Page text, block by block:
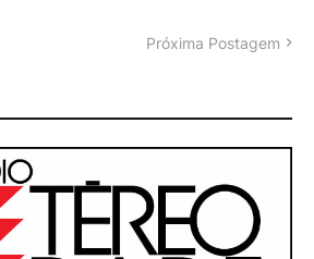
Próxima Postagem